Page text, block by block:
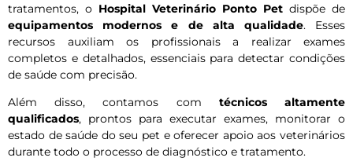
tratamentos, o Hospital Veterinário Ponto Pet dispõe de
equipamentos modernos e de alta qualidade. Esses
recursos auxiliam os profissionais a realizar exames
completos e detalhados, essenciais para detectar condições
de saúde com precisão.
Além disso, contamos com técnicos altamente
qualificados, prontos para executar exames, monitorar o
estado de saúde do seu pet e oferecer apoio aos veterinários
durante todo o processo de diagnóstico e tratamento.